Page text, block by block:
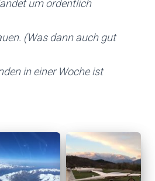
um ordentlich
(Was dann auch gut
in einer Woche ist